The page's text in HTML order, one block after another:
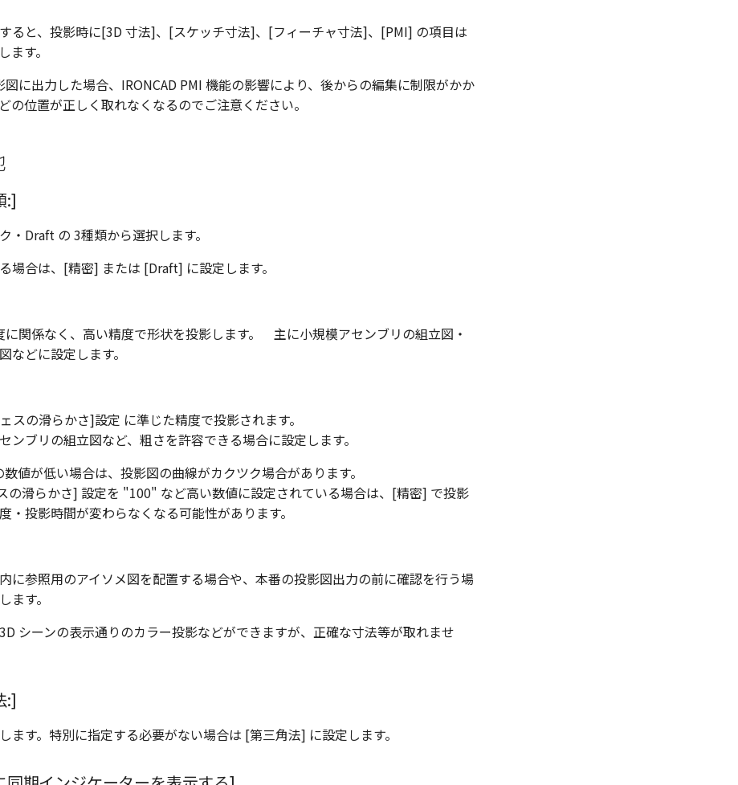
ると、投影時に[3D 寸法]、[スケッチ寸法]、[フィーチャ寸法]、[PMI] の項目は
ます。
図に出力した場合、IRONCAD PMI 機能の影響により、後からの編集に制限がかか
の位置が正しく取れなくなるのでご注意ください。
:]
・Draft の 3種類から選択します。
場合は、[精密] または [Draft] に設定します。
に関係なく、高い精度で形状を投影します。 主に小規模アセンブリの組立図・
などに設定します。
スの滑らかさ]設定 に準じた精度で投影されます。
ンブリの組立図など、粗さを許容できる場合に設定します。
値が低い場合は、投影図の曲線がカクツク場合があります。
の滑らかさ] 設定を "100" など高い数値に設定されている場合は、[精密] で投影
・投影時間が変わらなくなる可能性があります。
に参照用のアイソメ図を配置する場合や、本番の投影図出力の前に確認を行う場
ます。
シーンの表示通りのカラー投影などができますが、正確な寸法等が取れませ
:]
ます。特別に指定する必要がない場合は [第三角法] に設定します。